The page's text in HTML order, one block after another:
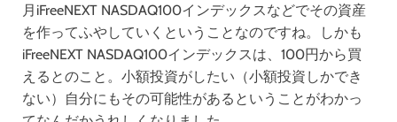
月iFreeNEXT NASDAQ100インデックスなどでその資産
を作ってふやしていくということなのですね。しかも
iFreeNEXT NASDAQ100インデックスは、100円から買
えるとのこと。小額投資がしたい（小額投資しかでき
ない）自分にもその可能性があるということがわかっ